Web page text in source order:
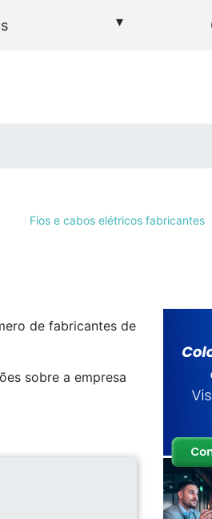
▾
Fios e cabos elétricos fabricantes
de fabricantes de
sobre a empresa